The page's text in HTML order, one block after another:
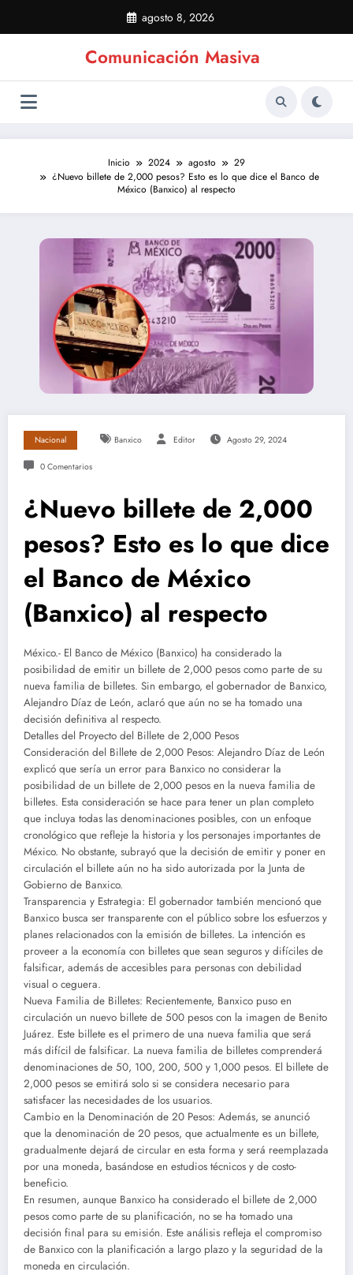
contenido
agosto 8, 2026
Comunicación Masiva
Inicio 2024 agosto
29
¿Nuevo billete de 2,000 pesos? Esto es lo que dice el Banco de
México (Banxico) al respecto
Nacional Banxico Editor Agosto 29, 2024
0 Comentarios
¿Nuevo billete de 2,000
pesos? Esto es lo que dice
el Banco de México
(Banxico) al respecto
México.- El Banco de México (Banxico) ha considerado la
posibilidad de emitir un billete de 2,000 pesos como parte de su
nueva familia de billetes. Sin embargo, el gobernador de Banxico,
Alejandro Díaz de León, aclaró que aún no se ha tomado una
decisión definitiva al respecto.
Detalles del Proyecto del Billete de 2,000 Pesos
Consideración del Billete de 2,000 Pesos: Alejandro Díaz de León
explicó que sería un error para Banxico no considerar la
posibilidad de un billete de 2,000 pesos en la nueva familia de
billetes. Esta consideración se hace para tener un plan completo
que incluya todas las denominaciones posibles, con un enfoque
cronológico que refleje la historia y los personajes importantes de
México. No obstante, subrayó que la decisión de emitir y poner en
circulación el billete aún no ha sido autorizada por la Junta de
Gobierno de Banxico.
Transparencia y Estrategia: El gobernador también mencionó que
Banxico busca ser transparente con el público sobre los esfuerzos y
planes relacionados con la emisión de billetes. La intención es
proveer a la economía con billetes que sean seguros y difíciles de
falsificar, además de accesibles para personas con debilidad
visual o ceguera.
Nueva Familia de Billetes: Recientemente, Banxico puso en
circulación un nuevo billete de 500 pesos con la imagen de Benito
Juárez. Este billete es el primero de una nueva familia que será
más difícil de falsificar. La nueva familia de billetes comprenderá
denominaciones de 50, 100, 200, 500 y 1,000 pesos. El billete de
2,000 pesos se emitirá solo si se considera necesario para
satisfacer las necesidades de los usuarios.
Cambio en la Denominación de 20 Pesos: Además, se anunció
que la denominación de 20 pesos, que actualmente es un billete,
gradualmente dejará de circular en esta forma y será reemplazada
por una moneda, basándose en estudios técnicos y de costo-
beneficio.
En resumen, aunque Banxico ha considerado el billete de 2,000
pesos como parte de su planificación, no se ha tomado una
decisión final para su emisión. Este análisis refleja el compromiso
de Banxico con la planificación a largo plazo y la seguridad de la
moneda en circulación.